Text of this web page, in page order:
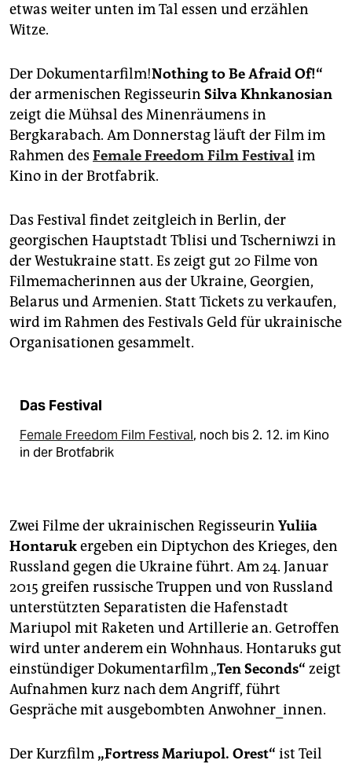
etwas weiter unten im Tal essen und erzählen
Witze.
Der Dokumentarfilm!Nothing to Be Afraid Of!“
der armenischen Regisseurin Silva Khnkanosian
zeigt die Mühsal des Minenräumens in
Bergkarabach. Am Donnerstag läuft der Film im
Rahmen des Female Freedom Film Festivalim
Kino in der Brotfabrik.
Das Festival findet zeitgleich in Berlin, der
georgischen Hauptstadt Tblisi und Tscherniwzi in
der Westukraine statt. Es zeigt gut 20 Filme von
Filmemacherinnen aus der Ukraine, Georgien,
Belarus und Armenien. Statt Tickets zu verkaufen,
wird im Rahmen des Festivals Geld für ukrainische
Organisationen gesammelt.
Das Festival
Female Freedom Film Festival, noch bis 2. 12. im Kino
in der Brotfabrik
Zwei Filme der ukrainischen Regisseurin Yuliia
Hontarukergeben ein Diptychon des Krieges, den
Russland gegen die Ukraine führt. Am 24. Januar
2015 greifen russische Truppen und von Russland
unterstützten Separatisten die Hafenstadt
Mariupol mit Raketen und Artillerie an. Getroffen
wird unter anderem ein Wohnhaus. Hontaruks gut
einstündiger Dokumentarfilm „Ten Seconds“ zeigt
Aufnahmen kurz nach dem Angriff, führt
Gespräche mit ausgebombten Anwohner_innen.
Der Kurzfilm „Fortress Mariupol. Orest“ ist Teil